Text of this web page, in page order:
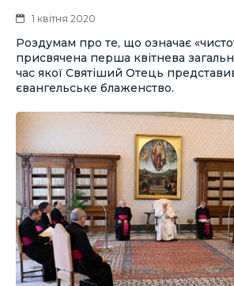
1 квітня 2020
Роздумам про те, що означає
присвячена перша квітнева
час якої Святіший Отець
євангельське блаженство.